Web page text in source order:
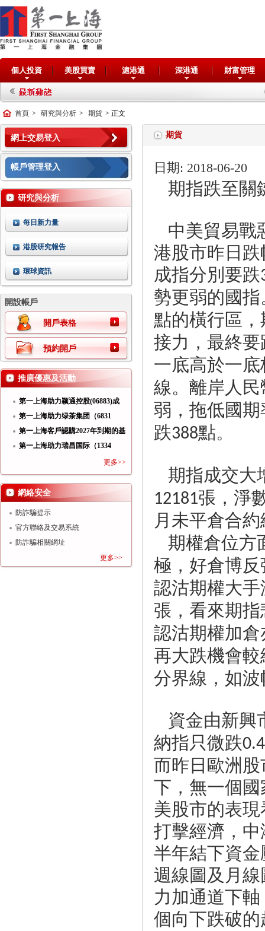
個人投資 美股買賣 滬港通 深港通 財富管理
首頁 > 研究與分析 > 期貨 > 正文
網上交易登入
帳戶管理登入
研究與分析
每日新力量
港股研究報告
環球資訊
開設帳戶
開戶表格
預約開戶
推廣優惠及活動
第一上海助力颖通控股(06883)成
功
第一上海助力绿茶集团（6831
HK）
第一上海客戶認購2027年到期的基
第一上海助力瑞昌国际（1334
更多>>
網絡安全
防詐騙提示
官方聯絡及交易系統
防詐騙相關網址
更多>>
期貨
日期: 2018-06-20
期指跌至關
中美貿易戰
港股市昨日
成指分別要跌
勢更弱的國
點的橫行區
接力，最終要
一底高於一
線。離岸人民
弱，拖低國
跌388點。
期指成交大
12181張，淨
月未平倉合
期權倉位方
極，好倉博
認沽期權大
張，看來期
認沽期權加
再大跌機會
分界線，如
資金由新興
納指只微跌
而昨日歐洲
下，無一個
美股市的表
打擊經濟，
半年結下資
週線圖及月
力加通道下
個向下跌破